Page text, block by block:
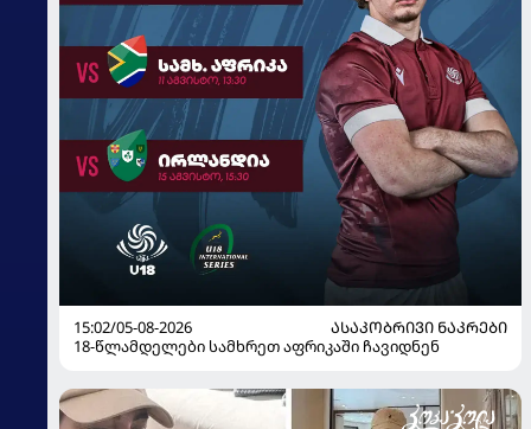
15:02/05-08-2026
ᲐᲡᲐᲙᲝᲑᲠᲘᲕᲘ ᲜᲐᲙᲠᲔᲑᲘ
18-წლამდელები სამხრეთ აფრიკაში ჩავიდნენ